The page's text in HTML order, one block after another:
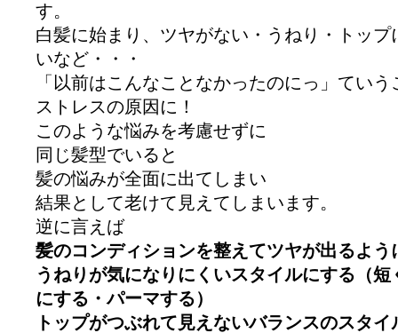
す。
白髪に始まり、ツヤがない・うねり・トッ
いなど・・・
「以前はこんなことなかったのにっ」てい
ストレスの原因に！
このような悩みを考慮せずに
同じ髪型でいると
髪の悩みが全面に出てしまい
結果として老けて見えてしまいます。
逆に言えば
髪のコンディションを整えてツヤが出るよう
うねりが気になりにくいスタイルにする（
にする・パーマする）
トップがつぶれて見えないバランスのスタイ